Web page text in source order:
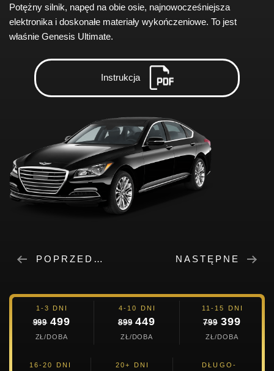
Potężny silnik, napęd na obie osie, najnowocześniejsza
elektronika i doskonałe materiały wykończeniowe. To jest
właśnie Genesis Ultimate.
Instrukcja
POPRZEDNIE NASTĘPNE
1-3 DNI
999 499
ZŁ/DOBA
4-10 DNI
899 449
ZŁ/DOBA
11-15 DNI
799 399
ZŁ/DOBA
16-20 DNI 20+ DNI
DŁUGO-